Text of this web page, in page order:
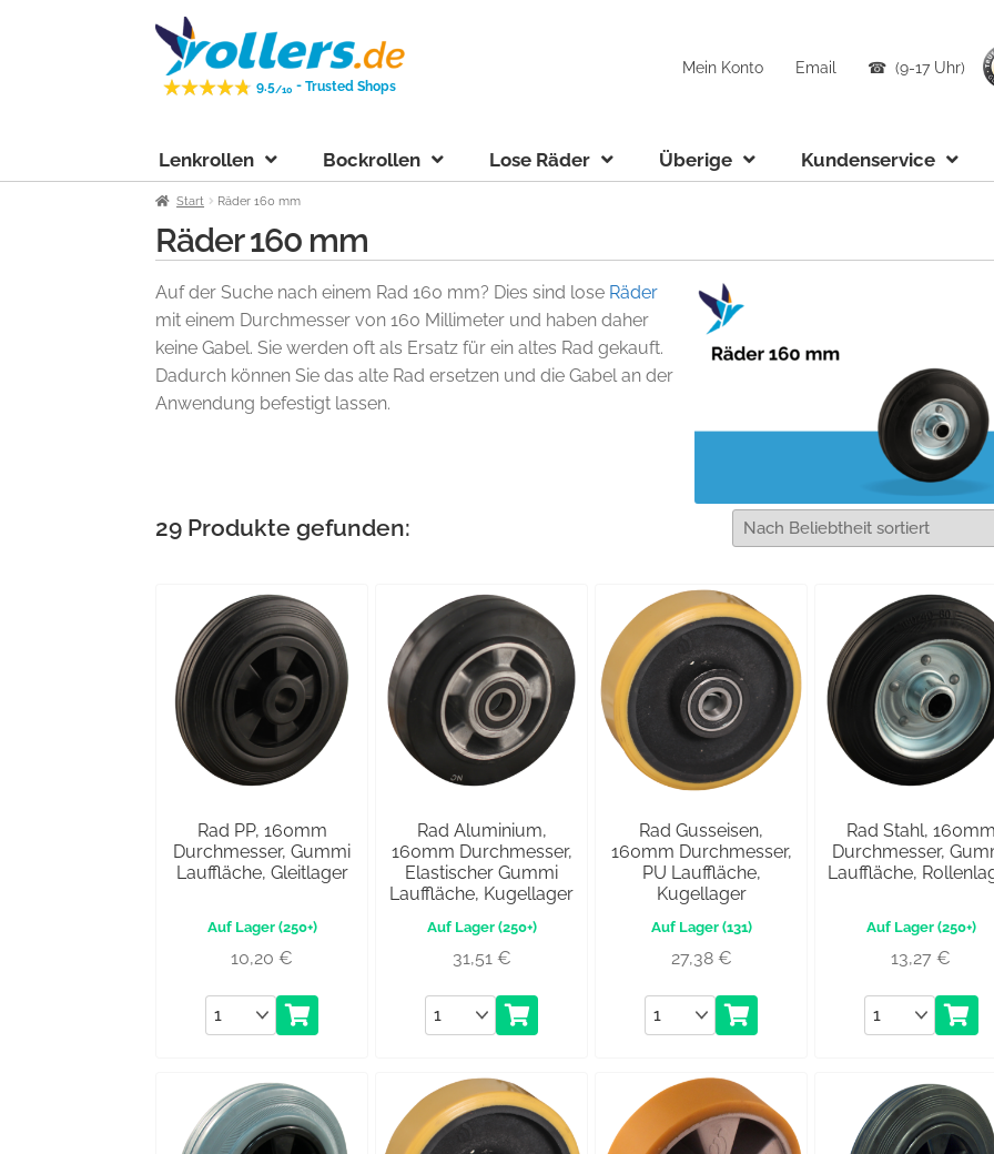
Zur
Navigation
springen
Zum
Inhalt
springen
9.5/10 -Trusted Shops
Mein Konto Email ☎ (9-17 Uhr)
Lenkrollen Bockrollen Lose Räder Überige Kundenservice
Start Räder 160 mm
Räder 160 mm
Auf der Suche nach einem Rad 160 mm? Dies sind lose Räder
mit einem Durchmesser von 160 Millimeter und haben daher
keine Gabel. Sie werden oft als Ersatz für ein altes Rad gekauft.
Dadurch können Sie das alte Rad ersetzen und die Gabel an der
Anwendung befestigt lassen.
29 Produkte gefunden:
Rad PP, 160mm
Durchmesser, Gummi
Lauffläche, Gleitlager
(250+)
10,20€
Anzahl
Rad Aluminium,
160mm Durchmesser,
Elastischer Gummi
Lauffläche, Kugellager
(250+)
31,51 €
Anzahl
Rad Gusseisen,
160mm Durchmesser,
PU Lauffläche,
Kugellager
(131)
27,38 €
Anzahl
Rad Stahl, 160mm
Durchmesser,
Lauffläche,
(250+)
13,27€
Anzahl